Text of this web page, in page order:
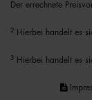
Der errechnete
2 Hierbei handelt es
3 Hierbei handelt es